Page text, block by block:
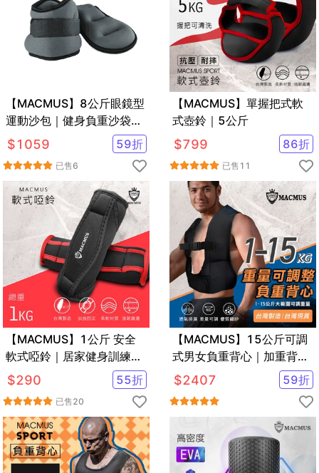
【MACMUS】8公斤眼鏡型
運動沙包｜健身負重沙袋｜
可綁手腕腳踝復健沙包｜多
色可選
$1059 59折
已售6
【MACMUS】單握把式軟
式壺鈴｜5公斤
$799 86折
已售 11
【MACMUS】1公斤 安全
軟式啞鈴｜居家健身訓練運
動啞鈴
$290 55折
已售20
【MACMUS】15公斤可調
式男女負重背心｜加重背心
加重衣｜復健背心 復健加重
衣
$2407 59折